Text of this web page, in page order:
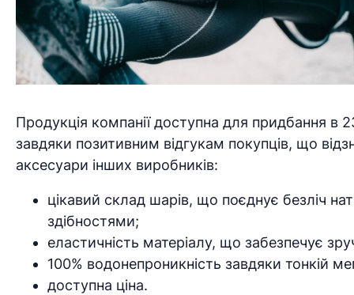
Продукція компанії доступна для придбання в
завдяки позитивним відгукам покупців, що
аксесуари інших виробників:
цікавий склад шарів, що поєднує безліч
здібностями;
еластичність матеріалу, що забезпечує
100% водонепроникність завдяки тонкій
доступна ціна.